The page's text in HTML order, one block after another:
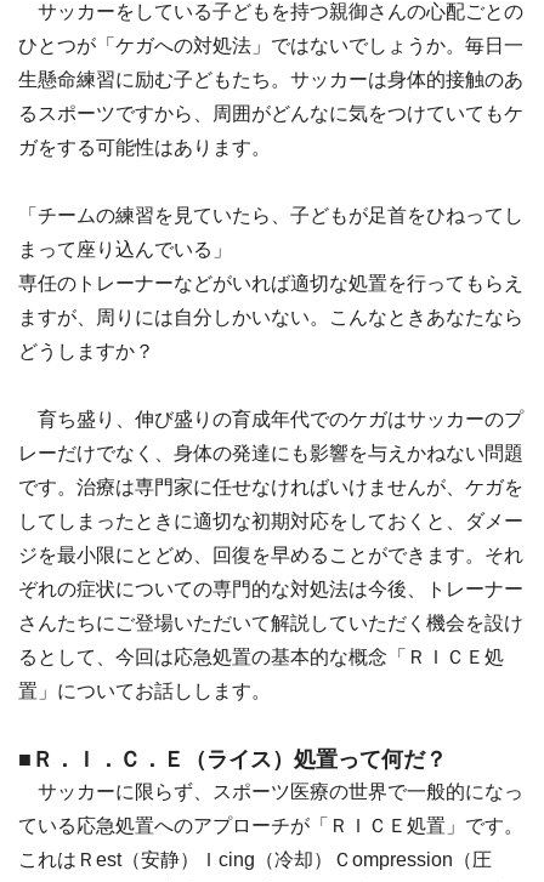
サッカーをしている子どもを持つ親御さんの心配ごとの
ひとつが「ケガへの対処法」ではないでしょうか。毎日一
生懸命練習に励む子どもたち。サッカーは身体的接触のあ
るスポーツですから、周囲がどんなに気をつけていてもケ
ガをする可能性はあります。
「チームの練習を見ていたら、子どもが足首をひねってし
まって座り込んでいる」
専任のトレーナーなどがいれば適切な処置を行ってもらえ
ますが、周りには自分しかいない。こんなときあなたなら
どうしますか？
育ち盛り、伸び盛りの育成年代でのケガはサッカーのプ
レーだけでなく、身体の発達にも影響を与えかねない問題
です。治療は専門家に任せなければいけませんが、ケガを
してしまったときに適切な初期対応をしておくと、ダメー
ジを最小限にとどめ、回復を早めることができます。それ
ぞれの症状についての専門的な対処法は今後、トレーナー
さんたちにご登場いただいて解説していただく機会を設け
るとして、今回は応急処置の基本的な概念「ＲＩＣＥ処
置」についてお話しします。
■Ｒ．Ｉ．Ｃ．Ｅ（ライス）処置って何だ？
サッカーに限らず、スポーツ医療の世界で一般的になっ
ている応急処置へのアプローチが「ＲＩＣＥ処置」です。
これはＲest（安静）Ｉcing（冷却）Ｃompression（圧